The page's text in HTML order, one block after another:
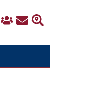
IngresoContacto
Buscar